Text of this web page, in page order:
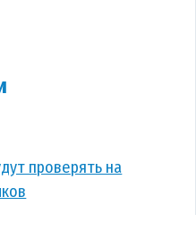
проверять на